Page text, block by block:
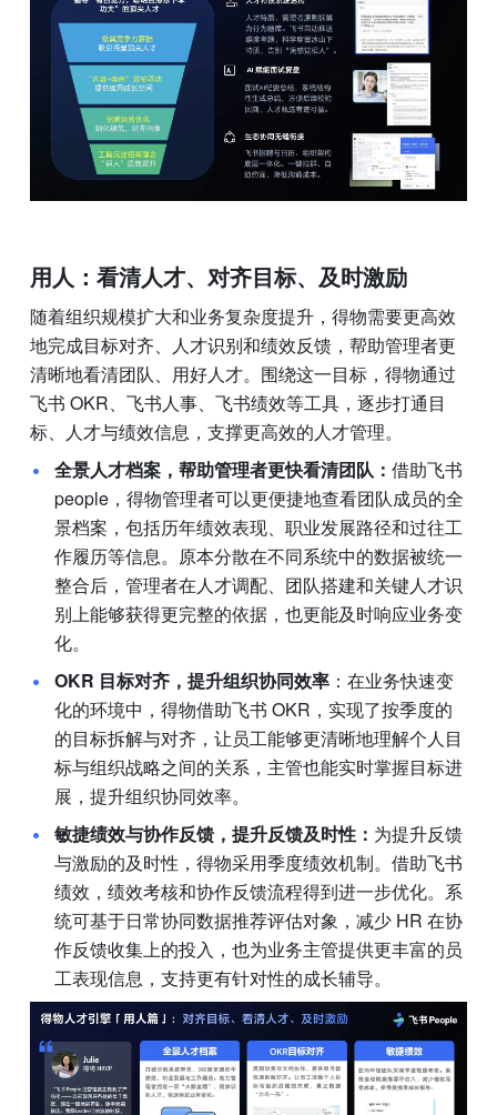
用人：看清人才、对齐目标、及时激励
随着组织规模扩大和业务复杂度提升，得物需要更高效
地完成目标对齐、人才识别和绩效反馈，帮助管理者更
清晰地看清团队、用好人才。围绕这一目标，得物通过
飞书 OKR、飞书人事、飞书绩效等工具，逐步打通目
标、人才与绩效信息，支撑更高效的人才管理。
全景人才档案，帮助管理者更快看清团队： 借助飞书
people，得物管理者可以更便捷地查看团队成员的全
景档案，包括历年绩效表现、职业发展路径和过往工
作履历等信息。原本分散在不同系统中的数据被统一
整合后，管理者在人才调配、团队搭建和关键人才识
别上能够获得更完整的依据，也更能及时响应业务变
化。
OKR 目标对齐，提升组织协同效率 ：在业务快速变
化的环境中，得物借助飞书 OKR，实现了按季度的
的目标拆解与对齐，让员工能够更清晰地理解个人目
标与组织战略之间的关系，主管也能实时掌握目标进
展，提升组织协同效率。
敏捷绩效与协作反馈，提升反馈及时性： 为提升反馈
与激励的及时性，得物采用季度绩效机制。借助飞书
绩效，绩效考核和协作反馈流程得到进一步优化。系
统可基于日常协同数据推荐评估对象，减少 HR 在协
作反馈收集上的投入，也为业务主管提供更丰富的员
工表现信息，支持更有针对性的成长辅导。